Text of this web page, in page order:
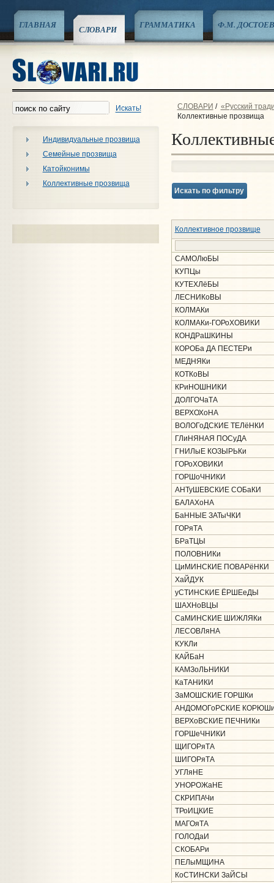
ГЛАВНАЯ СЛОВАРИ ГРАММАТИКА Ф.М.
Искать!
Индивидуальные прозвища
Семейные прозвища
Катойконимы
Коллективные прозвища
СЛОВАРИ / «Русский
Коллективные прозвища
Искать по фильтру
Коллективное прозвище
САМОЛюБЫ
КУПЦы
КУТЕХЛёБЫ
ЛЕСНИКоВЫ
КОЛМАКи
КОЛМАКи-ГОРоХОВИКИ
КОНДРаШКИНЫ
КОРОБа ДА ПЕСТЕРи
МЕДНЯКи
КОТКоВЫ
КРиНОШНИКИ
ДОЛГОЧаТА
ВЕРХОХоНА
ВОЛОГоДСКИЕ ТЕЛёНКИ
ГЛиНЯНАЯ ПОСуДА
ГНИЛыЕ КОЗЫРЬКи
ГОРоХОВИКИ
ГОРШоЧНИКИ
АНТуШЕВСКИЕ СОБаКИ
БАЛАХоНА
БаННЫЕ ЗАТыЧКИ
ГОРяТА
БРаТЦЫ
ПОЛОВНИКи
ЦиМИНСКИЕ ПОВАРёНКИ
ХаЙДУК
уСТИНСКИЕ ЁРШЕеДЫ
ШАХНоВЦЫ
СаМИНСКИЕ ШИЖЛЯКи
ЛЕСОВЛяНА
КУКЛи
КАЙБаН
КАМЗоЛЬНИКИ
КаТАНИКИ
ЗаМОШСКИЕ ГОРШКи
АНДОМОГоРСКИЕ
ВЕРХоВСКИЕ ПЕЧНИКи
ГОРШеЧНИКИ
ЩИГОРяТА
ШИГОРяТА
УГЛяНЕ
УНОРОЖаНЕ
СКРИПАЧи
ТРоИЦКИЕ
МАГОяТА
ГОЛОДаИ
СКОБАРи
ПЕЛыМЩИНА
КоСТИНСКИ ЗаЙСЫ